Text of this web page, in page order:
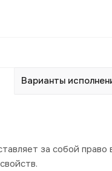
Варианты
за собой